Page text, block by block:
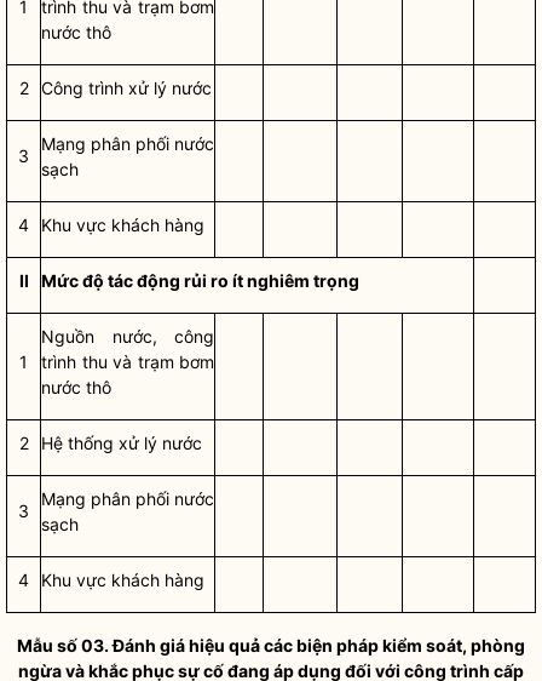
1
trình thu và trạm bơm
nước thô
2 Công trình xử lý nước
3
Mạng phân phối nước
sạch
4 Khu vực khách hàng
II Mức độ tác động rủi ro ít nghiêm trọng
1
Nguồn nước, công
trình thu và trạm bơm
nước thô
2 Hệ thống xử lý nước
3
Mạng phân phối nước
sạch
4 Khu vực khách hàng
Mẫu số 03. Đánh giá hiệu quả các biện pháp kiểm soát, phòng
ngừa và khắc phục sự cố đang áp dụng đối với công trình cấp